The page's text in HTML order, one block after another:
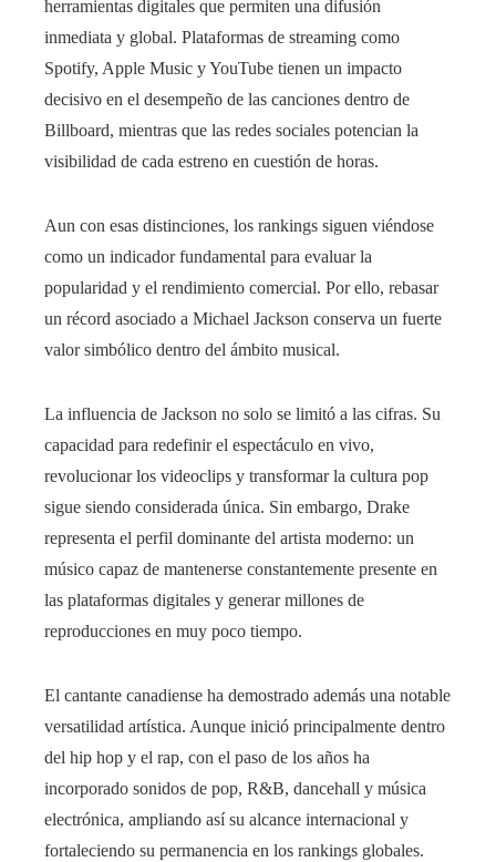
herramientas digitales que permiten una difusión
inmediata y global. Plataformas de streaming como
Spotify, Apple Music y YouTube tienen un impacto
decisivo en el desempeño de las canciones dentro de
Billboard, mientras que las redes sociales potencian la
visibilidad de cada estreno en cuestión de horas.
Aun con esas distinciones, los rankings siguen viéndose
como un indicador fundamental para evaluar la
popularidad y el rendimiento comercial. Por ello, rebasar
un récord asociado a Michael Jackson conserva un fuerte
valor simbólico dentro del ámbito musical.
La influencia de Jackson no solo se limitó a las cifras. Su
capacidad para redefinir el espectáculo en vivo,
revolucionar los videoclips y transformar la cultura pop
sigue siendo considerada única. Sin embargo, Drake
representa el perfil dominante del artista moderno: un
músico capaz de mantenerse constantemente presente en
las plataformas digitales y generar millones de
reproducciones en muy poco tiempo.
El cantante canadiense ha demostrado además una notable
versatilidad artística. Aunque inició principalmente dentro
del hip hop y el rap, con el paso de los años ha
incorporado sonidos de pop, R&B, dancehall y música
electrónica, ampliando así su alcance internacional y
fortaleciendo su permanencia en los rankings globales.